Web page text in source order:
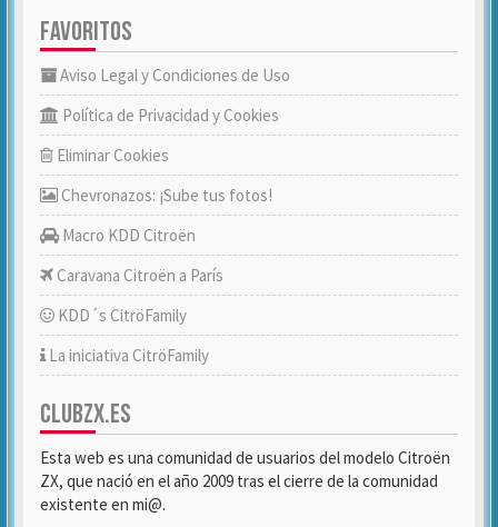
FAVORITOS
Aviso Legal y Condiciones de Uso
Política de Privacidad y Cookies
Eliminar Cookies
Chevronazos: ¡Sube tus fotos!
Macro KDD Citroën
Caravana Citroën a París
KDD´s CitröFamily
La iniciativa CitröFamily
CLUBZX.ES
Esta web es una comunidad de usuarios del modelo Citroën
ZX, que nació en el año 2009 tras el cierre de la comunidad
existente en mi@.